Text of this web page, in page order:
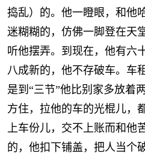
捣乱）的。他一瞪眼，和他
迷糊糊的，仿佛一脚登在天
听他摆弄。到现在，他有六
八成新的，他不存破车。车
是到“三节”他比别家多放着
方住，拉他的车的光棍儿，
上车份儿，交不上账而和他
的，他扣下铺盖，把人当个